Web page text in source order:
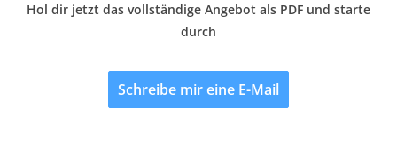
Hol dir jetzt das vollständige Angebot als PDF und starte
durch
Schreibe mir eine E-Mail